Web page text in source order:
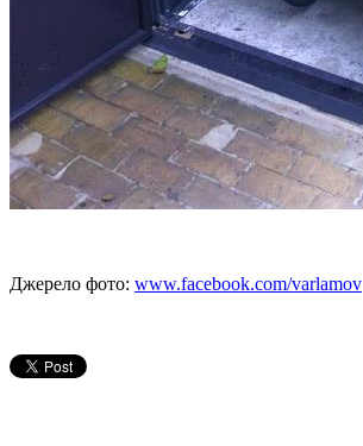
Джерело фото: www.facebook.com/varlamov